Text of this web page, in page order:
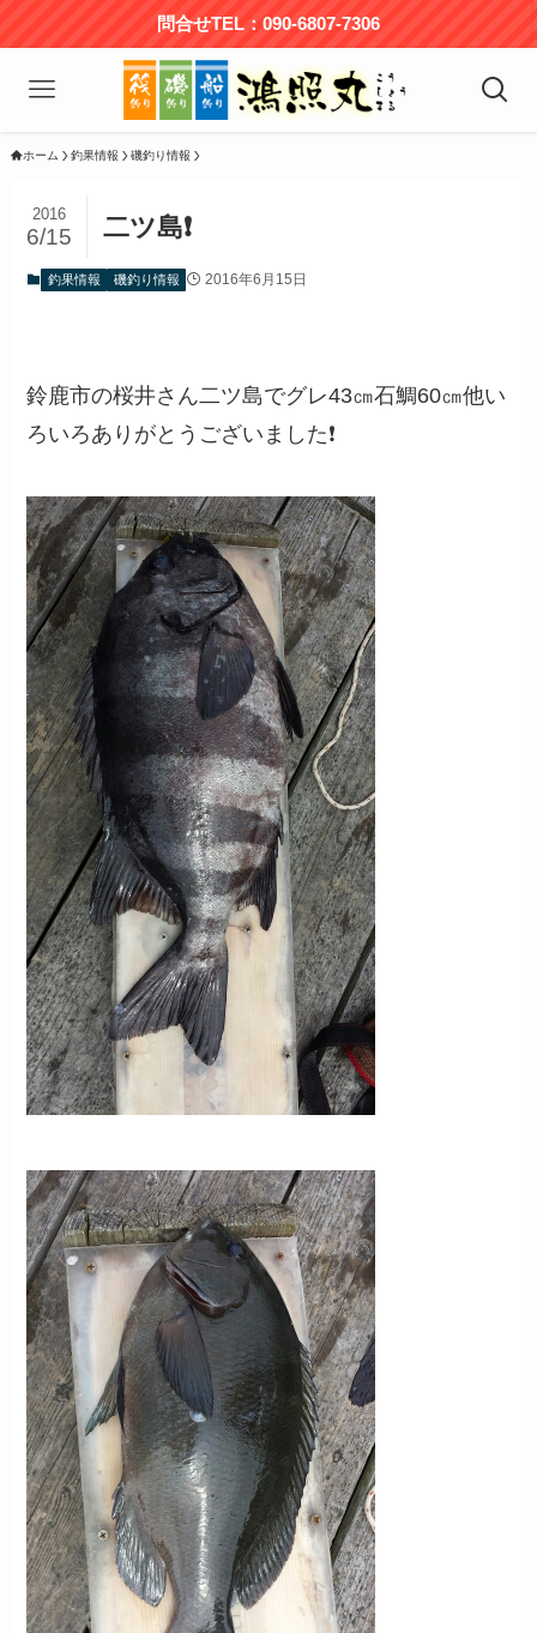
問合せTEL：090-6807-7306
ホーム 釣果情報 磯釣り情報
二ツ島❗
2016
6/15
釣果情報 磯釣り情報 2016年6月15日
鈴鹿市の桜井さん二ツ島でグレ43㎝石鯛60㎝他い
ろいろありがとうございました❗